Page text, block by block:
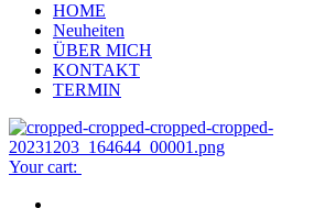
HOME
Neuheiten
ÜBER MICH
KONTAKT
TERMIN
Your cart: